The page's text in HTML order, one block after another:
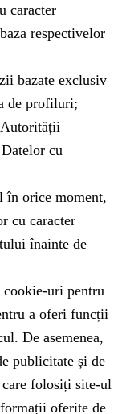
caracter
respectivelor
bazate exclusiv
de profiluri;
Autorității
cu
în orice moment,
cu caracter
înainte de
uri pentru
a oferi funcții
De asemenea,
publicitate și de
folosiți site-ul
oferite de